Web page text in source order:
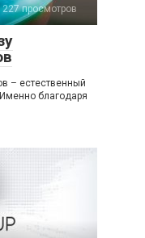
227 просмотров
– естественный
благодаря